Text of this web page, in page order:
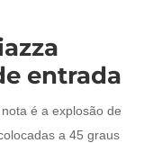
entrada
é a explosão de
a 45 graus